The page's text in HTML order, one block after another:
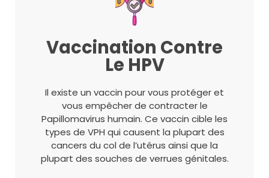
Vaccination Contre
Le HPV
Il existe un vaccin pour vous protéger et
vous empêcher de contracter le
Papillomavirus humain. Ce vaccin cible les
types de VPH qui causent la plupart des
cancers du col de l’utérus ainsi que la
plupart des souches de verrues génitales.